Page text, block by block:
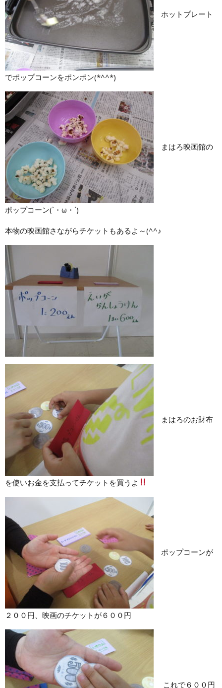
ホットプレート
でポップコーンをポンポン(*^^*)
まはろ映画館の
ポップコーン(`・ω・´)
本物の映画館さながらチケットもあるよ～(^^♪
まはろのお財布
を使いお金を支払ってチケットを買うよ
ポップコーンが
２００円、映画のチケットが６００円
これで６００円